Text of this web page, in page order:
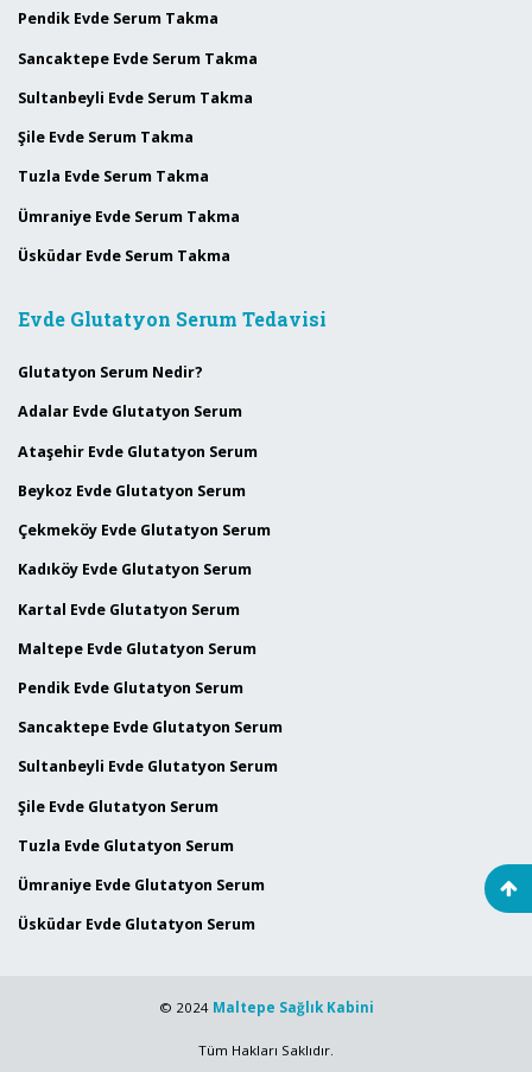
Pendik Evde Serum Takma
Sancaktepe Evde Serum Takma
Sultanbeyli Evde Serum Takma
Şile Evde Serum Takma
Tuzla Evde Serum Takma
Ümraniye Evde Serum Takma
Üsküdar Evde Serum Takma
Evde Glutatyon Serum Tedavisi
Glutatyon Serum Nedir?
Adalar Evde Glutatyon Serum
Ataşehir Evde Glutatyon Serum
Beykoz Evde Glutatyon Serum
Çekmeköy Evde Glutatyon Serum
Kadıköy Evde Glutatyon Serum
Kartal Evde Glutatyon Serum
Maltepe Evde Glutatyon Serum
Pendik Evde Glutatyon Serum
Sancaktepe Evde Glutatyon Serum
Sultanbeyli Evde Glutatyon Serum
Şile Evde Glutatyon Serum
Tuzla Evde Glutatyon Serum
Ümraniye Evde Glutatyon Serum
Üsküdar Evde Glutatyon Serum
© 2024 Maltepe Sağlık Kabini
Tüm Hakları Saklıdır.